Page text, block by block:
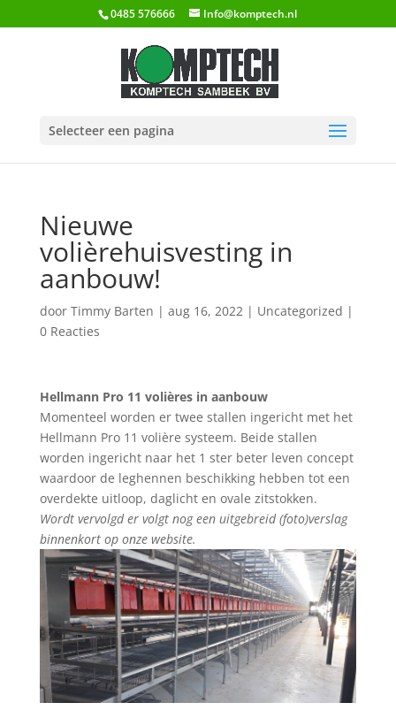
0485 576666 Info@komptech.nl
Selecteer een pagina
Nieuwe
volièrehuisvesting in
aanbouw!
door Timmy Barten | aug 16, 2022| Uncategorized |
0 Reacties
Hellmann Pro 11 volières in aanbouw
Momenteel worden er twee stallen ingericht met het
Hellmann Pro 11 volière systeem. Beide stallen
worden ingericht naar het 1 ster beter leven concept
waardoor de leghennen beschikking hebben tot een
overdekte uitloop, daglicht en ovale zitstokken.
Wordt vervolgd er volgt nog een uitgebreid (foto)verslag
binnenkort op onze website.